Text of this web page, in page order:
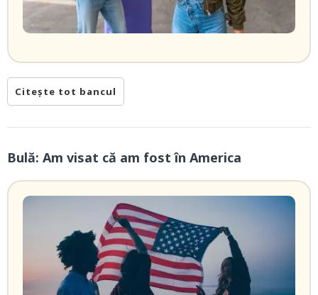
Citește tot bancul
Bulă: Am visat că am fost în America